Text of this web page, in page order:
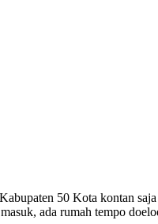
50 Kota kontan
ada rumah tempo